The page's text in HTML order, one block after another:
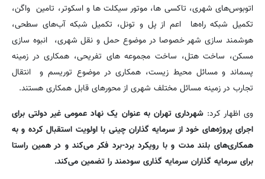
اتوبوس‌های شهری، تاکسی ها، موتور سیکلت ها و اسکوتر، تامین واگن،
تکمیل شبکه راه‌ها اعم از پل و تونل، تکمیل شبکه آب‌های سطحی،
هوشمند سازی شهر خصوصا در موضوع حمل و نقل شهری، انبوه سازی
مسکن، ساخت هتل، ساخت مجموعه های تفریحی، همکاری در زمینه
پسماند و مسائل محیط زیست، همکاری در موضوع توریسم و انتقال
تجارب در زمینه مسائل مختلف شهری از محورهای قابل همکاری هستند.
وی اظهار کرد:شهرداری تهران به عنوان یک نهاد عمومی غیر دولتی برای
اجرای پروژه‌های خود از سرمایه گذاران چینی با اولویت استقبال کرده و به
همکاری‌های بلند مدت و با رویکرد برد-برد فکر می‌کند و در همین راستا
برای سرمایه گذاران سرمایه گذاری سودمند را تضمین می‌کند.